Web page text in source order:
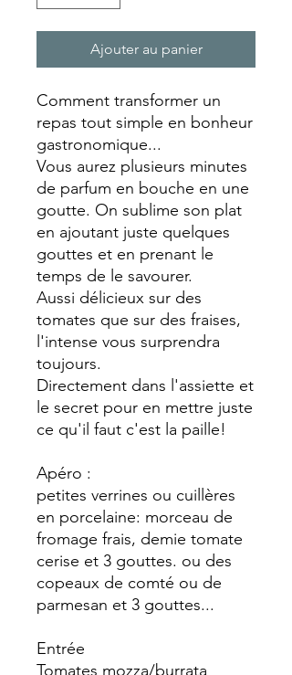
Ajouter au panier
Comment transformer un
repas tout simple en bonheur
gastronomique...
Vous aurez plusieurs minutes
de parfum en bouche en une
goutte. On sublime son plat
en ajoutant juste quelques
gouttes et en prenant le
temps de le savourer.
Aussi délicieux sur des
tomates que sur des fraises,
l'intense vous surprendra
toujours.
Directement dans l'assiette et
le secret pour en mettre juste
ce qu'il faut c'est la paille!
Apéro :
petites verrines ou cuillères
en porcelaine: morceau de
fromage frais, demie tomate
cerise et 3 gouttes. ou des
copeaux de comté ou de
parmesan et 3 gouttes...
Entrée
Tomates mozza/burrata